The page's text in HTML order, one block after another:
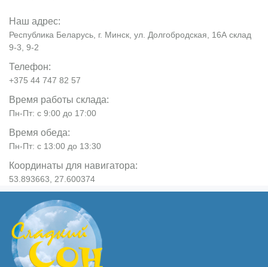
Наш адрес:
Республика Беларусь, г. Минск, ул. Долгобродская, 16А склад
9-3, 9-2
Телефон:
+375 44 747 82 57
Время работы склада:
Пн-Пт: с 9:00 до 17:00
Время обеда:
Пн-Пт: с 13:00 до 13:30
Координаты для навигатора:
53.893663, 27.600374